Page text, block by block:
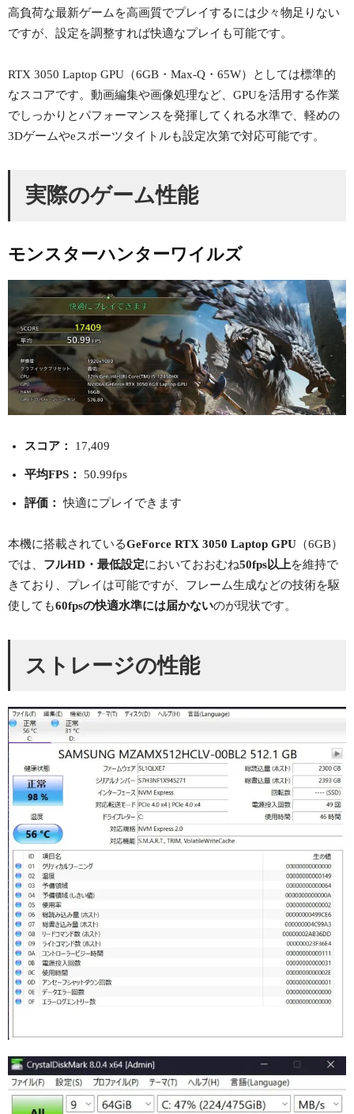
高負荷な最新ゲームを高画質でプレイするには少々物足りない
ですが、設定を調整すれば快適なプレイも可能です。
RTX 3050 Laptop GPU（6GB・Max-Q・65W）としては標準的
なスコアです。動画編集や画像処理など、GPUを活用する作業
でしっかりとパフォーマンスを発揮してくれる水準で、軽めの
3Dゲームやeスポーツタイトルも設定次第で対応可能です。
実際のゲーム性能
モンスターハンターワイルズ
スコア： 17,409
平均FPS： 50.99fps
評価： 快適にプレイできます
本機に搭載されているGeForce RTX 3050 Laptop GPU （6GB）
では、 フルHD・最低設定においておおむね50fps以上を維持で
きており、プレイは可能ですが、フレーム生成などの技術を駆
使しても60fpsの快適水準には届かないのが現状です。
ストレージの性能